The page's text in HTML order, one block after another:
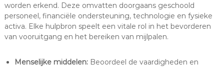
worden erkend. Deze omvatten doorgaans geschoold
personeel, financiële ondersteuning, technologie en fysieke
activa. Elke hulpbron speelt een vitale rol in het bevorderen
van vooruitgang en het bereiken van mijlpalen.
Menselijke middelen:Beoordeel de vaardigheden en